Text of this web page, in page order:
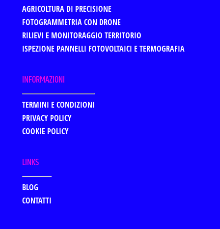
AGRICOLTURA DI PRECISIONE
FOTOGRAMMETRIA CON DRONE
RILIEVI E MONITORAGGIO TERRITORIO
ISPEZIONE PANNELLI FOTOVOLTAICI E TERMOGRAFIA
INFORMAZIONI
TERMINI E CONDIZIONI
PRIVACY POLICY
COOKIE POLICY
LINKS
BLOG
CONTATTI